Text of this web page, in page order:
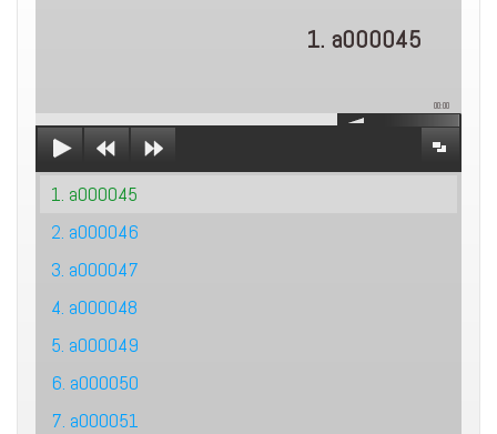
1. a000045
00:00
1. a000045
2. a000046
3. a000047
4. a000048
5. a000049
6. a000050
7. a000051